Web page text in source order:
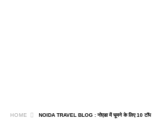
HOME NOIDA TRAVEL BLOG : नोएडा में घूमने के लिए 10